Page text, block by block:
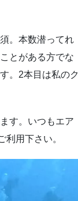
。本数潜ってれ
とがある方でな
。2本目は私のク
す。いつもエア
用下さい。